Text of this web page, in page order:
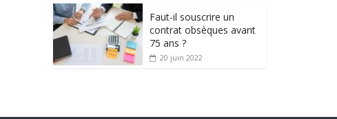
Faut-il souscrire un
contrat obsèques avant
75 ans ?
20 juin 2022